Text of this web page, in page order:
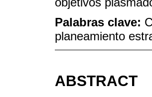
Palabras clave:
planeamiento
ABSTRACT